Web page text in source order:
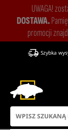
UWAGA!
DOSTAWA.
promocji
Szybka